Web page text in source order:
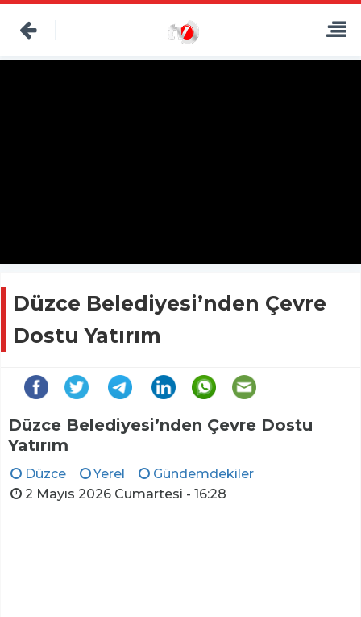
Düzce Belediyesi’nden Çevre
Dostu Yatırım
Düzce Belediyesi’nden Çevre Dostu
Yatırım
Düzce Yerel
Gündemdekiler
2 Mayıs 2026 Cumartesi - 16:28